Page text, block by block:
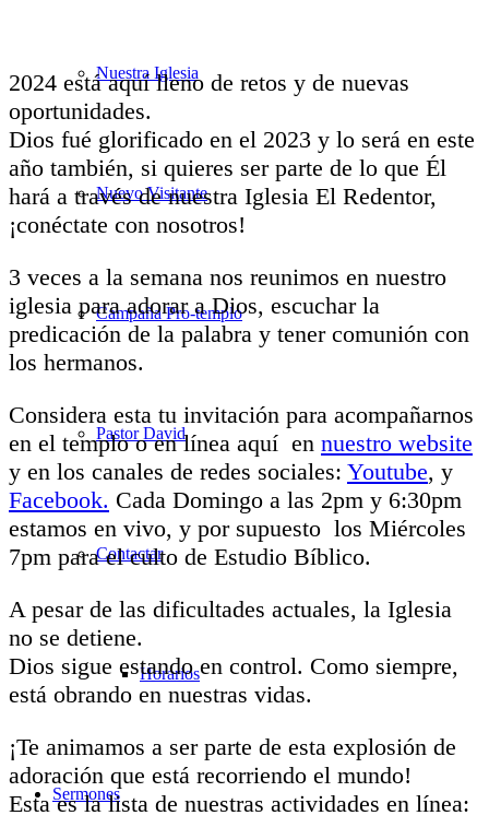
Nuestra Iglesia
Nuevo Visitante
Campaña Pro-templo
Pastor David
Contactar
Horarios
Sermones
2024 está aquí lleno de retos y de nuevas
oportunidades.
Dios fué glorificado en el 2023 y lo será en este
año también, si quieres ser parte de lo que Él
hará a través de nuestra Iglesia El Redentor,
¡conéctate con nosotros!
3 veces a la semana nos reunimos en nuestro
iglesia para adorar a Dios, escuchar la
predicación de la palabra y tener comunión con
los hermanos.
Considera esta tu invitación para acompañarnos
en el templo o en línea aquí en nuestro website
y en los canales de redes sociales: Youtube, y
Facebook. Cada Domingo a las 2pm y 6:30pm
estamos en vivo, y por supuesto los Miércoles
7pm para el culto de Estudio Bíblico.
A pesar de las dificultades actuales, la Iglesia
no se detiene.
Dios sigue estando en control. Como siempre,
está obrando en nuestras vidas.
¡Te animamos a ser parte de esta explosión de
adoración que está recorriendo el mundo!
Esta es la lista de nuestras actividades en línea: